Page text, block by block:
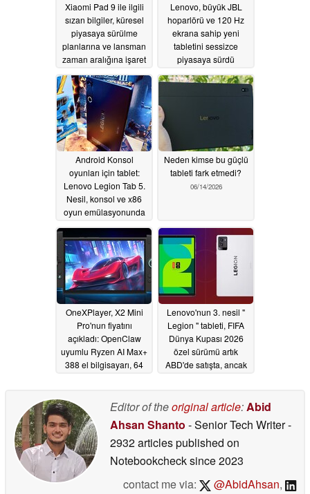
Xiaomi Pad 9 ile ilgili
sızan bilgiler, küresel
piyasaya sürülme
planlarına ve lansman
zaman aralığına işaret
06/23/2026
Lenovo, büyük JBL
hoparlörü ve 120 Hz
ekrana sahip yeni
tabletini sessizce
piyasaya sürdü
06/16/2026
Android Konsol
oyunları için tablet:
Lenovo Legion Tab 5.
Nesil, konsol ve x86
oyun emülasyonunda
06/15/2026
Neden kimse bu güçlü
tableti fark etmedi?
06/14/2026
OneXPlayer, X2 Mini
Pro'nun fiyatını
açıkladı: OpenClaw
uyumlu Ryzen AI Max+
388 el bilgisayarı, 64
soğutma ve 118 TOPS
yapay zeka
performansı ile
piyasaya çıkıyor
06/14/2026
Lenovo'nun 3. nesil "
Legion " tableti, FIFA
Dünya Kupası 2026
özel sürümü artık
ABD'de satışta, ancak
Editor of theoriginal article:Abid
Ahsan Shanto - Senior Tech Writer-
2932 articles published on
Notebookchecksince 2023
contact me via:
@AbidAhsan,